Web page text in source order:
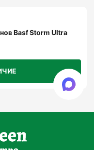
для
других
Basf Storm Ultra